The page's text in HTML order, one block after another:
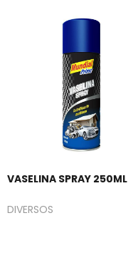
VASELINA SPRAY 250ML
DIVERSOS